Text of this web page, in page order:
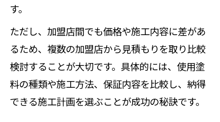
す。
ただし、加盟店間でも価格や施工内容に差があ
るため、複数の加盟店から見積もりを取り比較
検討することが大切です。具体的には、使用塗
料の種類や施工方法、保証内容を比較し、納得
できる施工計画を選ぶことが成功の秘訣です。